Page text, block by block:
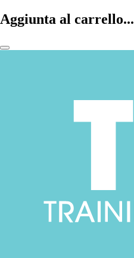
Aggiunta al carrello...